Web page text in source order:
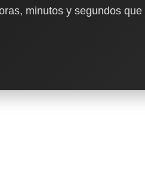
minutos y segundos